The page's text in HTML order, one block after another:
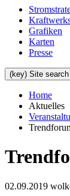
Grafiken
Karten
Presse
(key) Site
Home
Aktuelles
02.09.2019